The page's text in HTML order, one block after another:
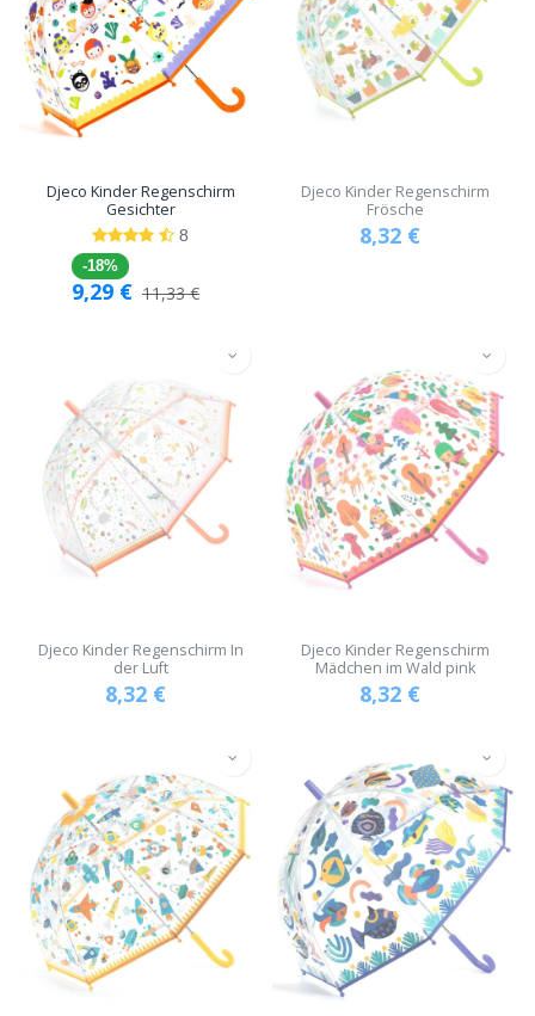
Djeco Kinder Regenschirm
Gesichter
8
-18%
9,29 € 11,33€
Djeco Kinder Regenschirm
Frösche
8,32 €
Djeco Kinder Regenschirm In
der Luft
8,32 €
Djeco Kinder Regenschirm
Mädchen im Wald pink
8,32 €